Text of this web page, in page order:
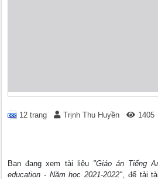
12 trang Trịnh Thu Huyền 1405
Bạn đang xem tài liệu "Giáo án Tiếng
education - Năm học 2021-2022", để tải